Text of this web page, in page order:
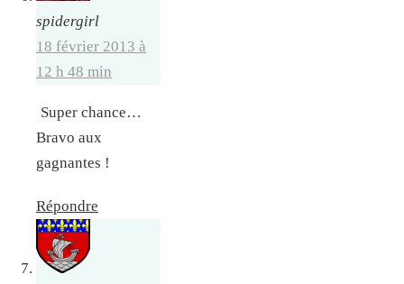
spidergirl
18 février 2013 à
12 h 48 min
Super chance…
Bravo aux
gagnantes !
Répondre